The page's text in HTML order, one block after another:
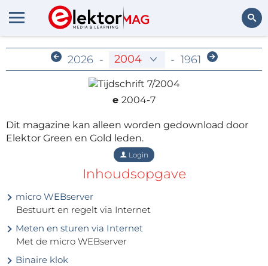
Zoeken
Archief voor leden
2026 - - 1961
e 2004-7
Dit magazine kan alleen worden gedownload door
Elektor Green en Gold leden.
Login
Inhoudsopgave
micro WEBserver
Bestuurt en regelt via Internet
Meten en sturen via Internet
Met de micro WEBserver
Binaire klok